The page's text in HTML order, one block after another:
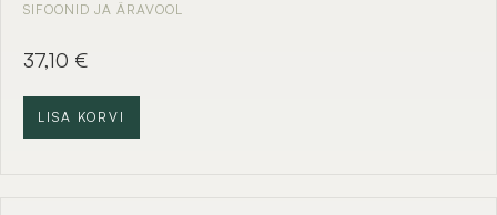
SIFOONID JA ÄRAVOOL
37,10 €
LISA KORVI